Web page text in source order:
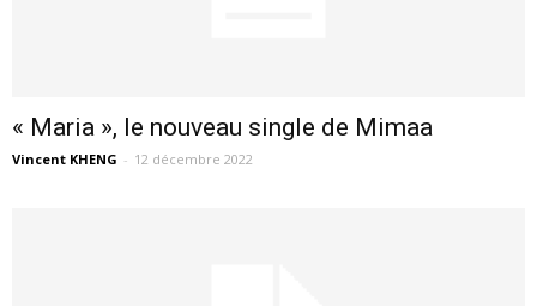
« Maria », le nouveau single de Mimaa
Vincent KHENG - 12 décembre 2022